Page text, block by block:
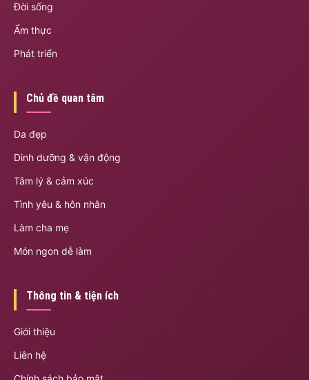
Đời sống
Ẩm thực
Phát triển
Chủ đề quan tâm
Da đẹp
Dinh dưỡng & vận động
Tâm lý & cảm xúc
Tình yêu & hôn nhân
Làm cha mẹ
Món ngon dễ làm
Thông tin & tiện ích
Giới thiệu
Liên hệ